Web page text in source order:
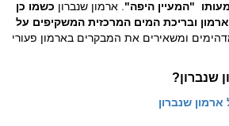
"המעיין היפה" . ארמון שנברון כשמו כן
ובריכת המים המרכזית המשקיפים על
ומשאירים את המבקרים בארמון פעורי
שנברון?
שנברון